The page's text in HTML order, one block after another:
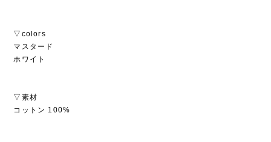
▽colors
マスタード
ホワイト
▽素材
コットン 100%